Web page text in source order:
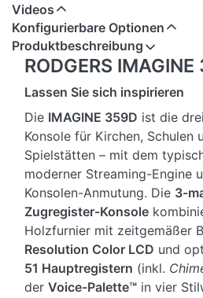
Videos
Konfigurierbare Optionen
Produktbeschreibung
RODGERS
Lassen Sie sich inspirieren
Die IMAGINE 359D ist die
Konsole für Kirchen, Schulen
Spielstätten – mit dem
moderner Streaming-Engine
Konsolen-Anmutung. Die 3-
Zugregister-Konsole
Holzfurnier mit zeitgemäßer
Resolution Color LCD und
51 Hauptregistern (inkl.
der Voice-Palette™ in vier